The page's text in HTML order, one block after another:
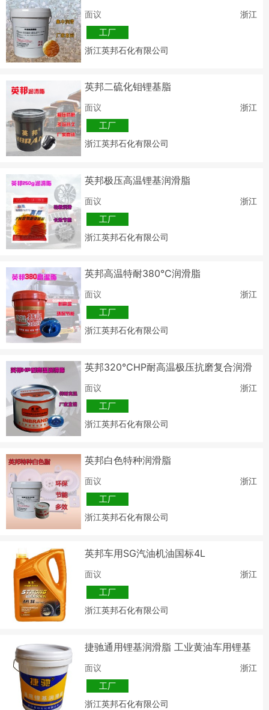
面议
浙江
工厂
浙江英邦石化有限公司
英邦二硫化钼锂基脂
面议
浙江
工厂
浙江英邦石化有限公司
英邦极压高温锂基润滑脂
面议
浙江
工厂
浙江英邦石化有限公司
英邦高温特耐380℃润滑脂
面议
浙江
工厂
浙江英邦石化有限公司
英邦320℃HP耐高温极压抗磨复合润滑
面议
浙江
工厂
浙江英邦石化有限公司
英邦白色特种润滑脂
面议
浙江
工厂
浙江英邦石化有限公司
英邦车用SG汽油机油国标4L
面议
浙江
工厂
浙江英邦石化有限公司
捷驰通用锂基润滑脂 工业黄油车用锂基
面议
浙江
工厂
浙江英邦石化有限公司